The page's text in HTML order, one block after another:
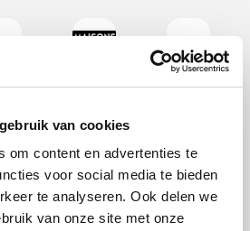
van cookies
om content en advertenties te
voor social media te bieden
te analyseren. Ook delen we
van onze site met onze